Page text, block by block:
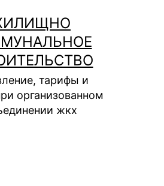
тарифы и
организованном
жкх